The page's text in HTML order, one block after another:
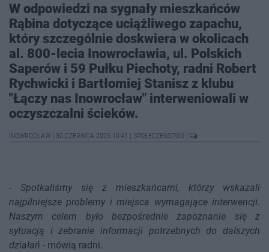
W odpowiedzi na sygnały mieszkańców
Rąbina dotyczące uciążliwego zapachu,
który szczególnie doskwiera w okolicach
al. 800-lecia Inowrocławia, ul. Polskich
Saperów i 59 Pułku Piechoty, radni Robert
Rychwicki i Bartłomiej Stanisz z klubu
"Łączy nas Inowrocław" interweniowali w
oczyszczalni ścieków.
INOWROCŁAW 30 CZERWCA 2025 10:41 SPOŁECZEŃSTWO
- Spotkaliśmy się z mieszkańcami, którzy wskazali
najpilniejsze problemy i miejsca wymagające interwencji.
Naszym celem było bezpośrednie zapoznanie się z
sytuacją i zebranie informacji potrzebnych do dalszych
działań - mówią radni.